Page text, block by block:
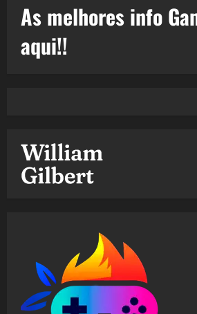
As melhores info
aqui!!